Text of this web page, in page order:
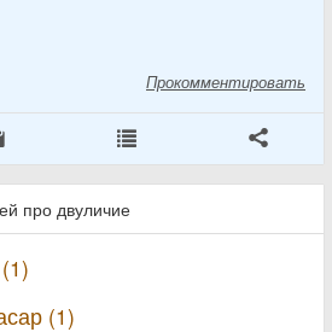
Прокомментировать
про двуличие
(1)